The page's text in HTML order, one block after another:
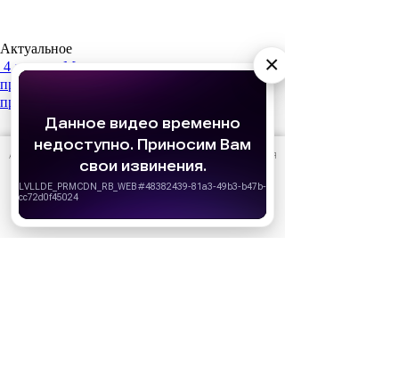
АО «Издательство СЕМЬ ДНЕЙ»
для
персонализации сервисов и удобства пользователей.
своего браузера.
Актуальное
4 августа
Мы ждем, а они возвращаются: 7
продолжений сериалов, которые нельзя
пропустить
×